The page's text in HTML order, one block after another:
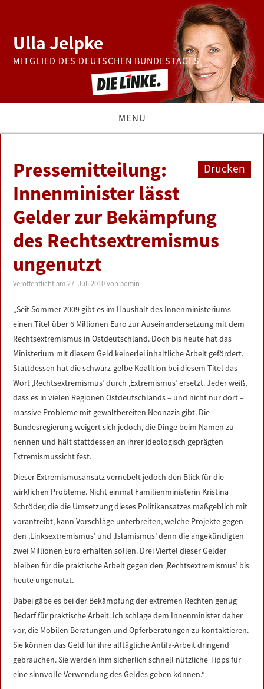
Ulla Jelpke
MITGLIED DES DEUTSCHEN BUNDESTAGES
MENU
BUNDESTAG
PRESSE
ZUR PERSON
LINKS
DATENSCHUTZERKLÄRUNG
IMPRESSUM
Drucken
Pressemitteilung:
Innenminister lässt
Gelder zur Bekämpfung
des Rechtsextremismus
ungenutzt
Veröffentlicht am27. Juli 2010 vonadmin
„Seit Sommer 2009 gibt es im Haushalt des Innenministeriums
einen Titel über 6 Millionen Euro zur Auseinandersetzung mit dem
Rechtsextremismus in Ostdeutschland. Doch bis heute hat das
Ministerium mit diesem Geld keinerlei inhaltliche Arbeit gefördert.
Stattdessen hat die schwarz-gelbe Koalition bei diesem Titel das
Wort ‚Rechtsextremismus’ durch ‚Extremismus’ ersetzt. Jeder weiß,
dass es in vielen Regionen Ostdeutschlands – und nicht nur dort –
massive Probleme mit gewaltbereiten Neonazis gibt. Die
Bundesregierung weigert sich jedoch, die Dinge beim Namen zu
nennen und hält stattdessen an ihrer ideologisch geprägten
Extremismussicht fest.
Dieser Extremismusansatz vernebelt jedoch den Blick für die
wirklichen Probleme. Nicht einmal Familienministerin Kristina
Schröder, die die Umsetzung dieses Politikansatzes maßgeblich mit
vorantreibt, kann Vorschläge unterbreiten, welche Projekte gegen
den ‚Linksextremismus’ und ‚Islamismus’ denn die angekündigten
zwei Millionen Euro erhalten sollen. Drei Viertel dieser Gelder
bleiben für die praktische Arbeit gegen den ‚Rechtsextremismus’ bis
heute ungenutzt.
Dabei gäbe es bei der Bekämpfung der extremen Rechten genug
Bedarf für praktische Arbeit. Ich schlage dem Innenminister daher
vor, die Mobilen Beratungen und Opferberatungen zu kontaktieren.
Sie können das Geld für ihre alltägliche Antifa-Arbeit dringend
gebrauchen. Sie werden ihm sicherlich schnell nützliche Tipps für
eine sinnvolle Verwendung des Geldes geben können.“